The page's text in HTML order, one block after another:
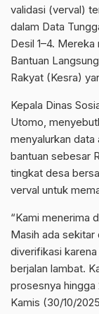
validasi (verval)
dalam Data
Desil 1–4.
Bantuan
Rakyat (Kesra)
Kepala Dinas
Utomo,
menyalurkan data
bantuan sebesar
tingkat desa
verval untuk
“Kami menerima
Masih ada sekitar
diverifikasi
berjalan lambat.
prosesnya hingga
Kamis (30/10/